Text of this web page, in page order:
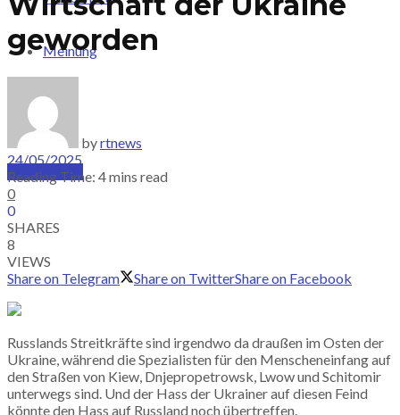
Meinung
PRICING
SUBSCRIBE
geworden
byrtnews
24/05/2025
Reading Time: 4 mins read
0
0
SHARES
8
VIEWS
Share on Telegram
Share on TwitterShare on Facebook
Russlands Streitkräfte sind irgendwo da draußen im Osten der
Ukraine, während die Spezialisten für den Menscheneinfang auf
den Straßen von Kiew, Dnjepropetrowsk, Lwow und Schitomir
unterwegs sind. Und der Hass der Ukrainer auf diesen Feind
könnte den Hass auf Russland noch übertreffen.